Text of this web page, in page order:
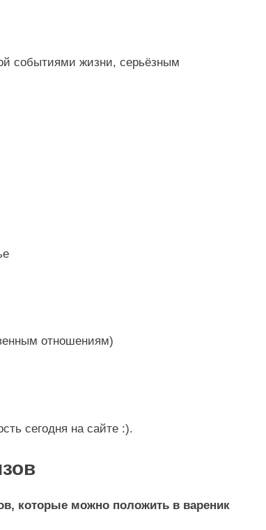
событиями жизни, серьёзным
отношениям)
сегодня на сайте :).
которые можно положить в вареник